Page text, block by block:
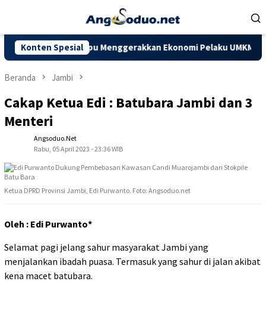
Konten Spesial
Mampu Menggerakkan Ekonomi Pelaku UMKM
Beranda Jambi
Cakap Ketua Edi : Batubara Jambi dan 3
Menteri
Angsoduo.net
Rabu, 05 April 2023 - 23:36 WIB
Ketua DPRD Provinsi Jambi, Edi Purwanto. Foto: Angsoduo.net
Oleh : Edi Purwanto*
Selamat pagi jelang sahur masyarakat Jambi yang
menjalankan ibadah puasa. Termasuk yang sahur di jalan akibat
kena macet batubara.